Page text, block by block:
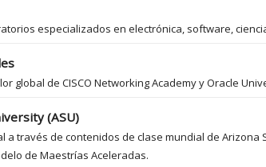
especializados en electrónica, software,
global de CISCO Networking Academy y Oracle
(ASU)
a través de contenidos de clase mundial de
de Maestrías Aceleradas.